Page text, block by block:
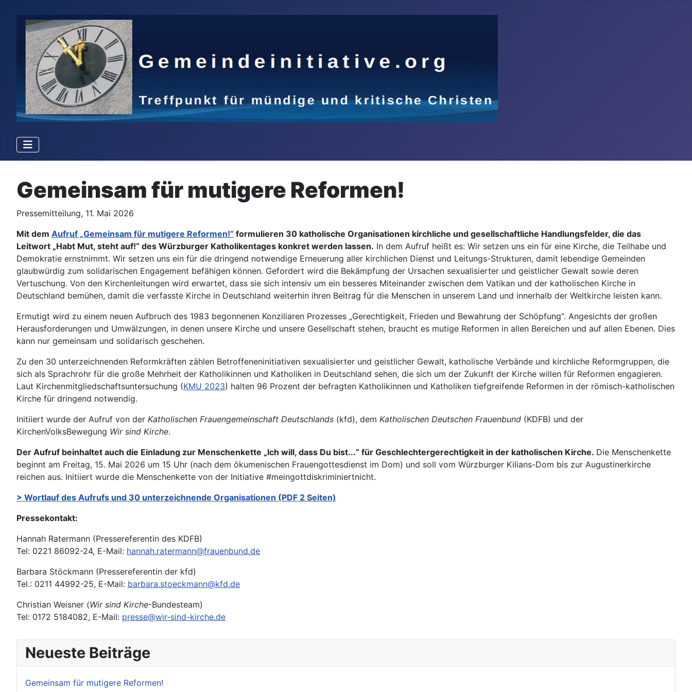
Details
Gemeinsam für mutigere Reformen!
Pressemitteilung, 11. Mai 2026
Mit dem Aufruf „Gemeinsam für mutigere Reformen!“ formulieren 30 katholische Organisationen kirchliche und gesellschaftliche Handlungsfelder, die das
Leitwort „Habt Mut, steht auf!“ des Würzburger Katholikentages konkret werden lassen. In dem Aufruf heißt es: Wir setzen uns ein für eine Kirche, die Teilhabe und
Demokratie ernstnimmt. Wir setzen uns ein für die dringend notwendige Erneuerung aller kirchlichen Dienst und Leitungs-Strukturen, damit lebendige Gemeinden
glaubwürdig zum solidarischen Engagement befähigen können. Gefordert wird die Bekämpfung der Ursachen sexualisierter und geistlicher Gewalt sowie deren
Vertuschung. Von den Kirchenleitungen wird erwartet, dass sie sich intensiv um ein besseres Miteinander zwischen dem Vatikan und der katholischen Kirche in
Deutschland bemühen, damit die verfasste Kirche in Deutschland weiterhin ihren Beitrag für die Menschen in unserem Land und innerhalb der Weltkirche leisten kann.
Ermutigt wird zu einem neuen Aufbruch des 1983 begonnenen Konziliaren Prozesses „Gerechtigkeit, Frieden und Bewahrung der Schöpfung“. Angesichts der großen
Herausforderungen und Umwälzungen, in denen unsere Kirche und unsere Gesellschaft stehen, braucht es mutige Reformen in allen Bereichen und auf allen Ebenen. Dies
kann nur gemeinsam und solidarisch geschehen.
Zu den 30 unterzeichnenden Reformkräften zählen Betroffeneninitiativen sexualisierter und geistlicher Gewalt, katholische Verbände und kirchliche Reformgruppen, die
sich als Sprachrohr für die große Mehrheit der Katholikinnen und Katholiken in Deutschland sehen, die sich um der Zukunft der Kirche willen für Reformen engagieren.
Laut Kirchenmitgliedschaftsuntersuchung (KMU 2023) halten 96 Prozent der befragten Katholikinnen und Katholiken tiefgreifende Reformen in der römisch-katholischen
Kirche für dringend notwendig.
Initiiert wurde der Aufruf von der Katholischen Frauengemeinschaft Deutschlands (kfd), dem Katholischen Deutschen Frauenbund (KDFB) und der
KirchenVolksBewegung Wir sind Kirche.
Der Aufruf beinhaltet auch die Einladung zur Menschenkette „Ich will, dass Du bist...“ für Geschlechtergerechtigkeit in der katholischen Kirche. Die Menschenkette
beginnt am Freitag, 15. Mai 2026 um 15 Uhr (nach dem ökumenischen Frauengottesdienst im Dom) und soll vom Würzburger Kilians-Dom bis zur Augustinerkirche
reichen aus. Initiiert wurde die Menschenkette von der Initiative #meingottdiskriminiertnicht.
> Wortlauf des Aufrufs und 30 unterzeichnende Organisationen (PDF 2 Seiten)
Pressekontakt:
Hannah Ratermann (Pressereferentin des KDFB)
Tel: 0221 86092-24, E-Mail: hannah.ratermann@frauenbund.de
Barbara Stöckmann (Pressereferentin der kfd)
Tel.: 0211 44992-25, E-Mail: barbara.stoeckmann@kfd.de
Christian Weisner (Wir sind Kirche-Bundesteam)
Tel: 0172 5184082, E-Mail: presse@wir-sind-kirche.de
Neueste Beiträge
Gemeinsam für mutigere Reformen!